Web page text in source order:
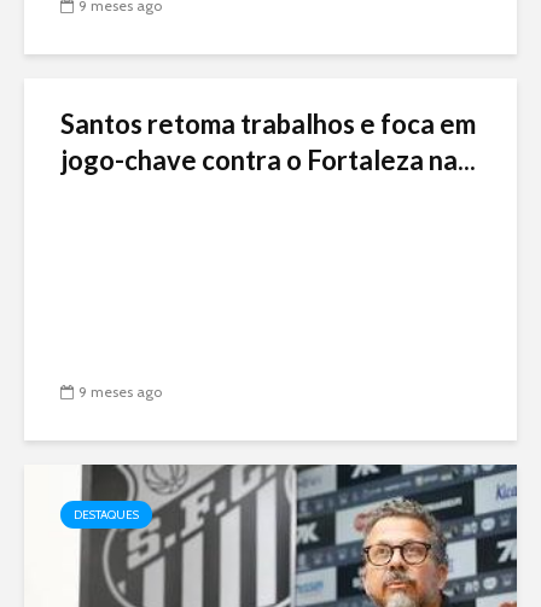
9 meses ago
Santos retoma trabalhos e foca em
jogo-chave contra o Fortaleza na...
9 meses ago
DESTAQUES